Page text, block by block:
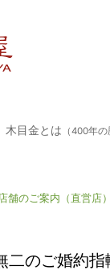
木目金とは （400年の
舗のご案内（直営店）
二のご婚約指